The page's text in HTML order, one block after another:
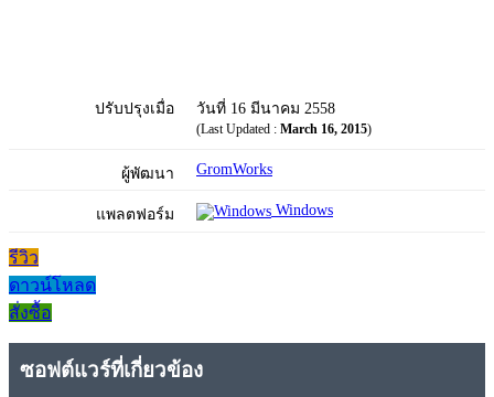
ปรับปรุงเมื่อ วันที่ 16 มีนาคม 2558
(Last Updated : March 16, 2015)
ผู้พัฒนา GromWorks
แพลตฟอร์ม Windows
รีวิว
ดาวน์โหลด
สั่งซื้อ
ซอฟต์แวร์ที่เกี่ยวข้อง